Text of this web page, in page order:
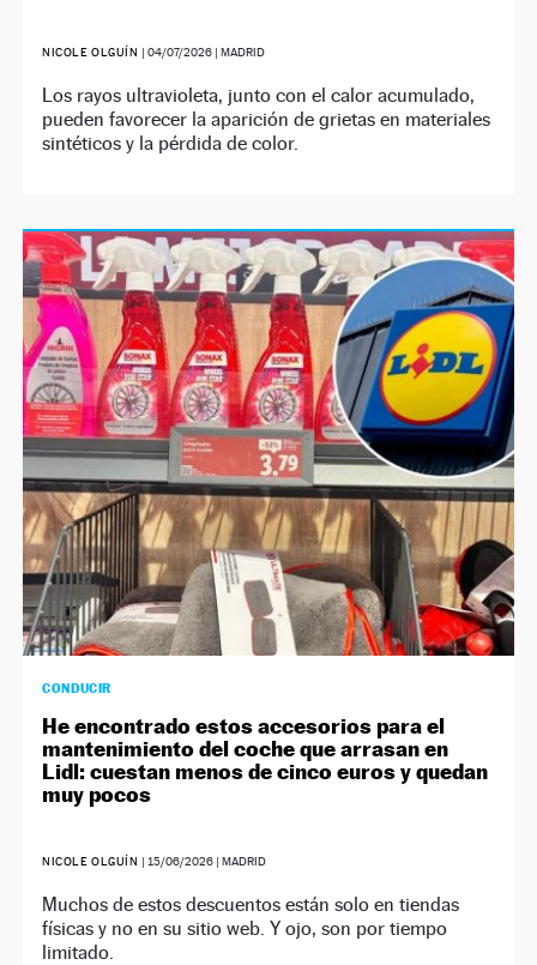
NICOLE OLGUÍN | 04/07/2026| MADRID
Los rayos ultravioleta, junto con el calor acumulado,
pueden favorecer la aparición de grietas en materiales
sintéticos y la pérdida de color.
CONDUCIR
He encontrado estos accesorios para el
mantenimiento del coche que arrasan en
Lidl: cuestan menos de cinco euros y quedan
muy pocos
NICOLE OLGUÍN | 15/06/2026| MADRID
Muchos de estos descuentos están solo en tiendas
físicas y no en su sitio web. Y ojo, son por tiempo
limitado.